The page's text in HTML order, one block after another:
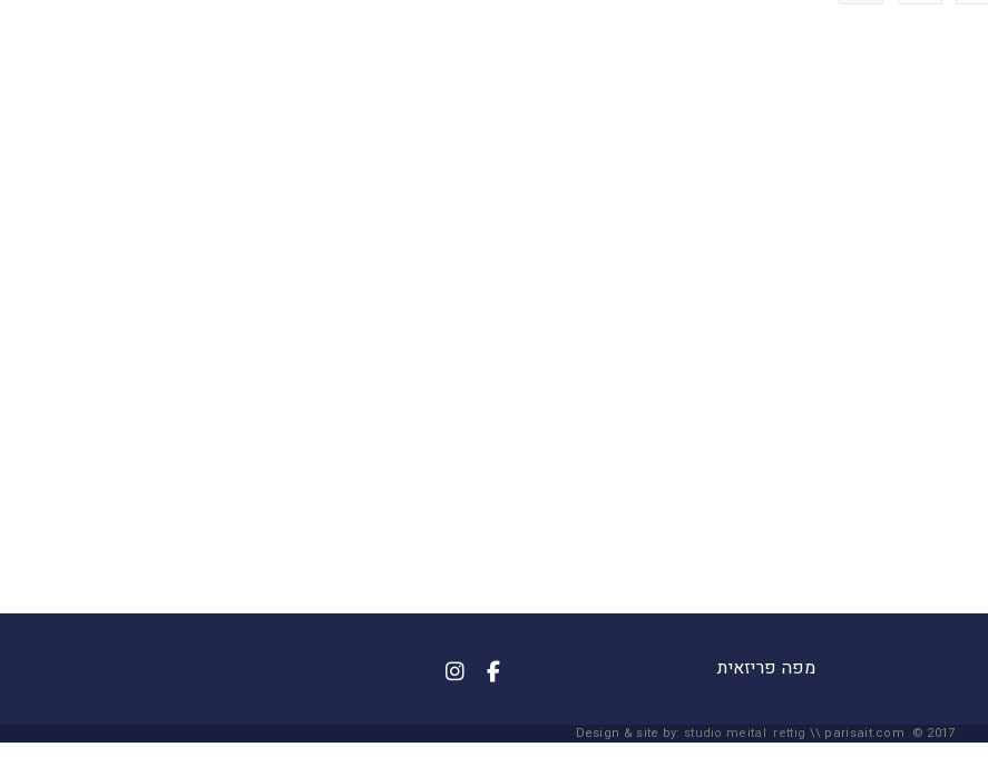
מפה פריזאית
Design & site by: studio meital rettig \\ parisait.com © 2017